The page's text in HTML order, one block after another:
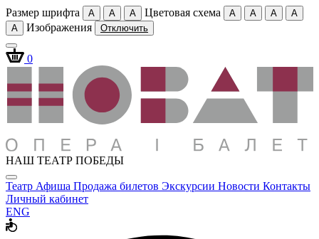
Размер шрифта A A A Цветовая схема A A A
A
A
Изображения Отключить
0
НАШ ТЕАТР ПОБЕДЫ
Театр Афиша Продажа билетов Экскурсии Новости Контакты
Личный кабинет
ENG